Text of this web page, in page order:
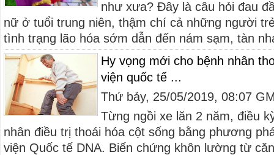
như xưa? Đây là câu hỏi đau
nữ ở tuổi trung niên, thậm chí cả những người
tình trạng lão hóa sớm dẫn đến nám sạm, tàn
Hy vọng mới cho bệnh nhân
viện quốc tế ...
Thứ bảy, 25/05/2019, 08:07
Từng ngồi xe lăn 2 năm, điều
nhân điều trị thoái hóa cột sống bằng phương
viện Quốc tế DNA. Biến chứng khôn lường từ